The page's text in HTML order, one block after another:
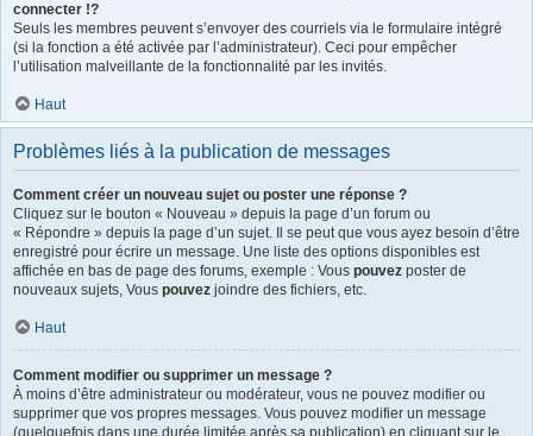
connecter !?
Seuls les membres peuvent s’envoyer des courriels via le formulaire intégré
(si la fonction a été activée par l’administrateur). Ceci pour empêcher
l’utilisation malveillante de la fonctionnalité par les invités.
Haut
Problèmes liés à la publication de messages
Comment créer un nouveau sujet ou poster une réponse ?
Cliquez sur le bouton « Nouveau » depuis la page d’un forum ou
« Répondre » depuis la page d’un sujet. Il se peut que vous ayez besoin d’être
enregistré pour écrire un message. Une liste des options disponibles est
affichée en bas de page des forums, exemple : Vous pouvez poster de
nouveaux sujets, Vous pouvez joindre des fichiers, etc.
Haut
Comment modifier ou supprimer un message ?
À moins d’être administrateur ou modérateur, vous ne pouvez modifier ou
supprimer que vos propres messages. Vous pouvez modifier un message
(quelquefois dans une durée limitée après sa publication) en cliquant sur le